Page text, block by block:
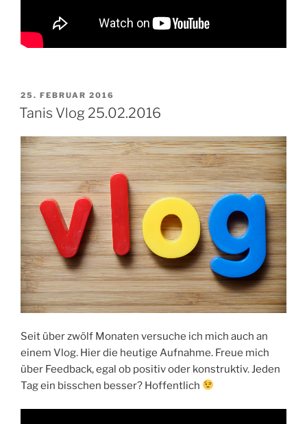
VERÖFFENTLICHT
AM
25. FEBRUAR 2016
Tanis Vlog 25.02.2016
Seit über zwölf Monaten versuche ich mich auch an
einem Vlog. Hier die heutige Aufnahme. Freue mich
über Feedback, egal ob positiv oder konstruktiv. Jeden
Tag ein bisschen besser? Hoffentlich